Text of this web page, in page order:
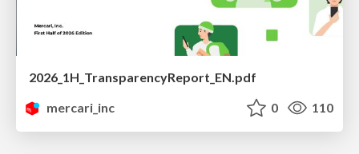
2026_1H_TransparencyReport_EN.pdf
mercari_inc
0 110